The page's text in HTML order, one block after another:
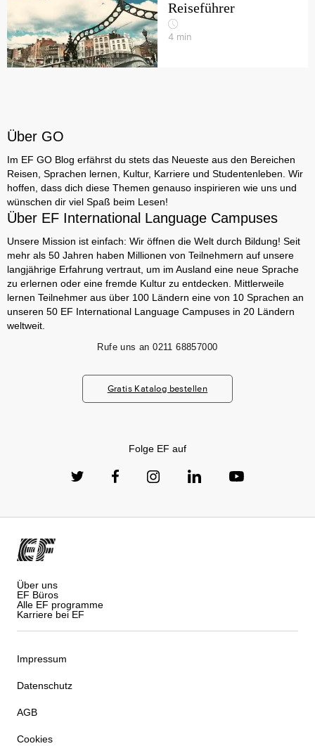
Reiseführer
4 min
Über GO
Im EF GO Blog erfährst du stets das Neueste aus den Bereichen
Reisen, Sprachen lernen, Kultur, Karriere und Studentenleben. Wir
hoffen, dass dich diese Themen genauso inspirieren wie uns und
wünschen dir viel Spaß beim Lesen!
Über EF International Language Campuses
Unsere Mission ist einfach: Wir öffnen die Welt durch Bildung! Seit
mehr als 50 Jahren haben Millionen von Teilnehmern auf unsere
langjährige Erfahrung vertraut, um im Ausland eine neue Sprache
zu erlernen oder eine fremde Kultur zu entdecken. Mittlerweile
lernen Teilnehmer aus über 100 Ländern eine von 10 Sprachen an
unseren 50 EF International Language Campuses in 20 Ländern
weltweit.
Rufe uns an 0211 68857000
Gratis Katalog bestellen
Folge EF auf
Über uns
EF Büros
Alle EF programme
Karriere bei EF
Impressum
Datenschutz
AGB
Cookies